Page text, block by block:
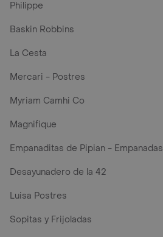
Philippe
Baskin Robbins
La Cesta
Mercari - Postres
Myriam Camhi Co
Magnifique
Empanaditas de Pipian - Empanadas
Desayunadero de la 42
Luisa Postres
Sopitas y Frijoladas